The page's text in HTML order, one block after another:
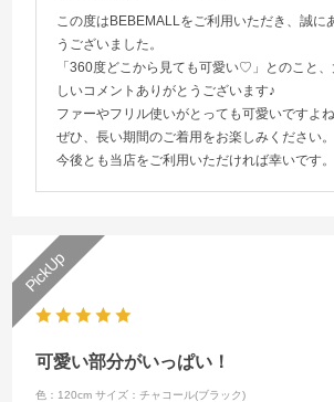
この度はBEBEMALLをご利用いただき、誠に
うございました。
「360度どこから見ても可愛い♡」とのこと
しいコメントありがとうございます♪
ファーやフリル使いがとっても可愛いですよ
ぜひ、長い期間のご着用をお楽しみください。
今後とも当店をご利用いただければ幸いです。
可愛い部分がいっぱい！
色：120cm サイズ：チャコール(ブラック)